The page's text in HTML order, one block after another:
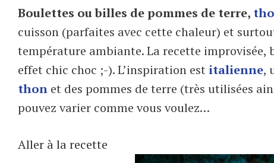
Boulettes ou billes de pommes de terre,
cuisson (parfaites avec cette chaleur) et
température ambiante. La recette
effet chic choc ;-). L’inspiration est italienne,
thon et des pommes de terre (très utilisées
pouvez varier comme vous voulez…
Aller à la recette